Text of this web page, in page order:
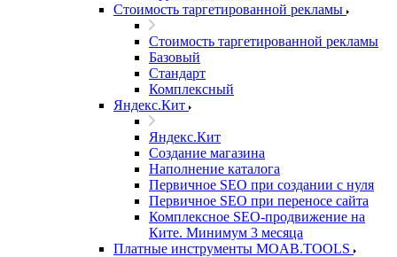
Стоимость таргетированной рекламы
Стоимость таргетированной рекламы
Базовый
Стандарт
Комплексный
Яндекс.Кит
Яндекс.Кит
Создание магазина
Наполнение каталога
Первичное SEO при создании с нуля
Первичное SEO при переносе сайта
Комплексное SEO-продвижение на
Ките. Минимум 3 месяца
Платные инструменты MOAB.TOOLS